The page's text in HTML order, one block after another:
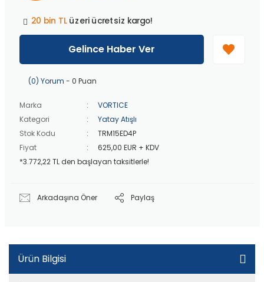
20 bin TLüzeri ücretsiz kargo!
40 bin TLüzeri özel teklif!
Peşin fiyatına3 taksit!
Peşin fiyatına3 taksit
40 bin TL üzeri özel teklif!
Gelince Haber Ver
(0) Yorum - 0 Puan
Marka
VORTICE
Kategori
Yatay Atışlı
Stok Kodu
TRM15ED4P
Fiyat
625,00 EUR + KDV
*3.772,22 TL den başlayan taksitlerle!
Arkadaşına Öner Paylaş
Ürün Bilgisi